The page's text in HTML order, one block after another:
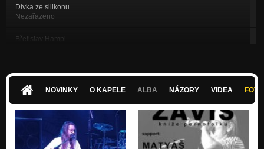
Dívka ze silikonu
Nezařazeno
Břetislav Hampl
Bílé ráno
Nezařazeno
Nevnímám
Nezařazeno
NOVINKY O KAPELE ALBA NÁZORY VIDEA